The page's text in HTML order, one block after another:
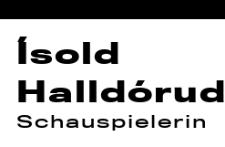
Ísold
Schauspielerin